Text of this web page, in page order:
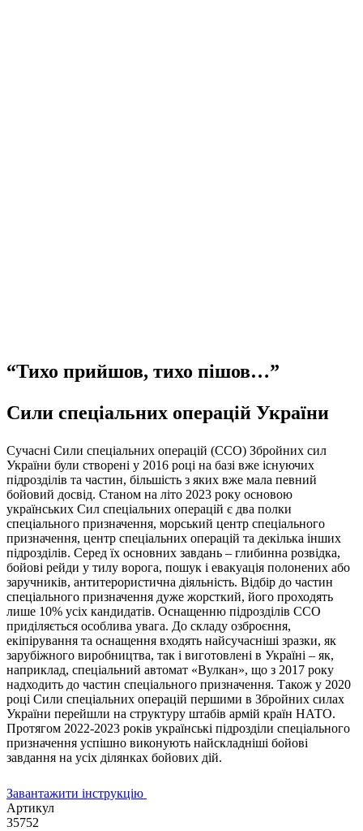
“Тихо прийшов, тихо пішов…”
Сили спеціальних операцій України
Сучасні Сили спеціальних операцій (ССО) Збройних сил
України були створені у 2016 році на базі вже існуючих
підрозділів та частин, більшість з яких вже мала певний
бойовий досвід. Станом на літо 2023 року основою
українських Сил спеціальних операцій є два полки
спеціального призначення, морський центр спеціального
призначення, центр спеціальних операцій та декілька інших
підрозділів. Серед їх основних завдань – глибинна розвідка,
бойові рейди у тилу ворога, пошук і евакуація полонених або
заручників, антитерористична діяльність. Відбір до частин
спеціального призначення дуже жорсткий, його проходять
лише 10% усіх кандидатів. Оснащенню підрозділів ССО
приділяється особлива увага. До складу озброєння,
екіпірування та оснащення входять найсучасніші зразки, як
зарубіжного виробництва, так і виготовлені в Україні – як,
наприклад, спеціальний автомат «Вулкан», що з 2017 року
надходить до частин спеціального призначення. Також у 2020
році Сили спеціальних операцій першими в Збройних силах
України перейшли на структуру штабів армій країн НАТО.
Протягом 2022-2023 років українські підрозділи спеціального
призначення успішно виконують найскладніші бойові
завдання на усіх ділянках бойових дій.
Завантажити інструкцію
Артикул
35752